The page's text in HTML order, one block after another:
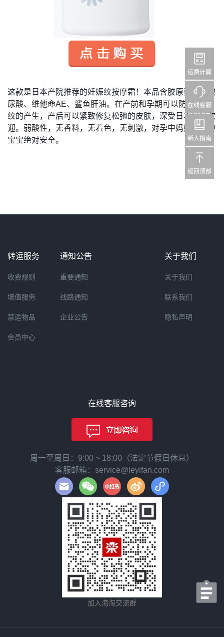
这款是日本产院推荐的妊娠纹按摩霜！本品含胶原蛋白、玻
尿酸、维他命AE、鲨鱼肝油。在产前和孕期可以防止妊娠
纹的产生，产后可以紧致修复松弛的皮肤，深受日本妈妈欢
迎。弱酸性，无香料，无着色，无刺激，对孕中妈妈及腹中
宝宝绝对安全。
转运服务
收费规则
增值服务
禁运物品
会员中心
通知公告
重要通知
线路通知
企业公告
关于我们
关于我们
联系我们
隐私声明
在线客服咨询
周一至周日：9:00 ~ 18:00（法定节假日休息）
客服邮箱：service@leyifan.com
加入海淘交流群